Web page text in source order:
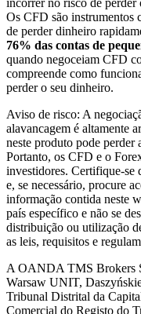
Os CFD são instrumentos
de perder dinheiro
76% das contas de
quando negoceiam CFD
compreende como
perder o seu dinheiro.
Aviso de risco: A
alavancagem é altamente
neste produto pode
Portanto, os CFD e o
investidores. Certifique-se
e, se necessário, procure
informação contida neste
país específico e não se
distribuição ou utilização
as leis, requisitos e
A OANDA TMS Brokers
Warsaw UNIT,
Tribunal Distrital da
Comercial do Registo do